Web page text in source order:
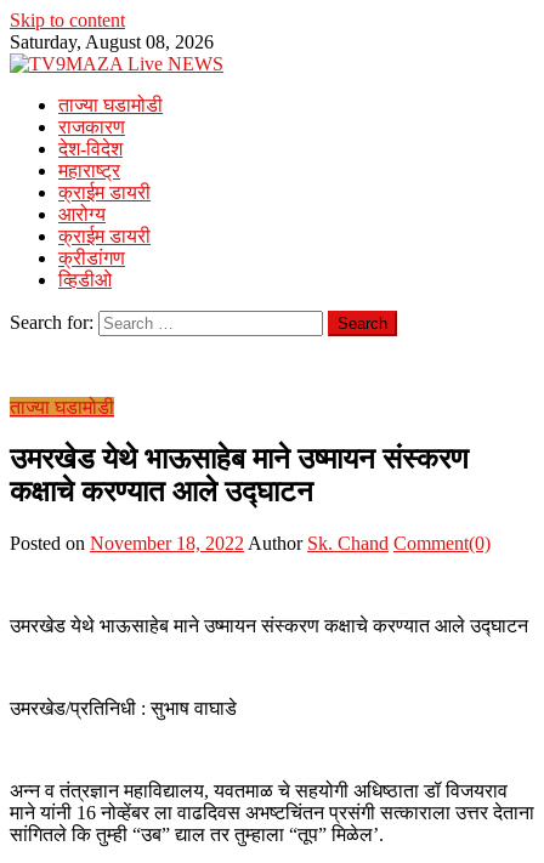
Skip to content
Saturday, August 08, 2026
ताज्या घडामोडी
राजकारण
देश-विदेश
महाराष्ट्र
क्राईम डायरी
आरोग्य
क्राईम डायरी
क्रीडांगण
व्हिडीओ
Search for:
ताज्या घडामोडी
उमरखेड येथे भाऊसाहेब माने उष्मायन संस्करण
कक्षाचे करण्यात आले उद्घाटन
Posted on November 18, 2022 Author Sk. Chand Comment(0)
उमरखेड येथे भाऊसाहेब माने उष्मायन संस्करण कक्षाचे करण्यात आले उद्घाटन
उमरखेड/प्रतिनिधी : सुभाष वाघाडे
अन्न व तंत्रज्ञान महाविद्यालय, यवतमाळ चे सहयोगी अधिष्ठाता डॉ विजयराव
माने यांनी 16 नोव्हेंबर ला वाढदिवस अभष्टचिंतन प्रसंगी सत्काराला उत्तर देताना
सांगितले कि तुम्ही “उब” द्याल तर तुम्हाला “तूप” मिळेल’.